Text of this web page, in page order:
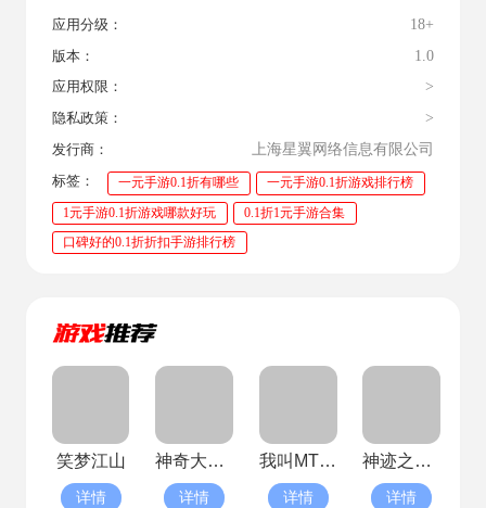
应用分级： 18+
版本： 1.0
应用权限： >
隐私政策： >
发行商： 上海星翼网络信息有限公司
标签： 一元手游0.1折有哪些
一元手游0.1折游戏排行榜
1元手游0.1折游戏哪款好玩
0.1折1元手游合集
口碑好的0.1折折扣手游排行榜
笑梦江山
详情
神奇大乱斗
详情
我叫MT英雄杀
详情
神迹之上古传奇(已停服)
详情